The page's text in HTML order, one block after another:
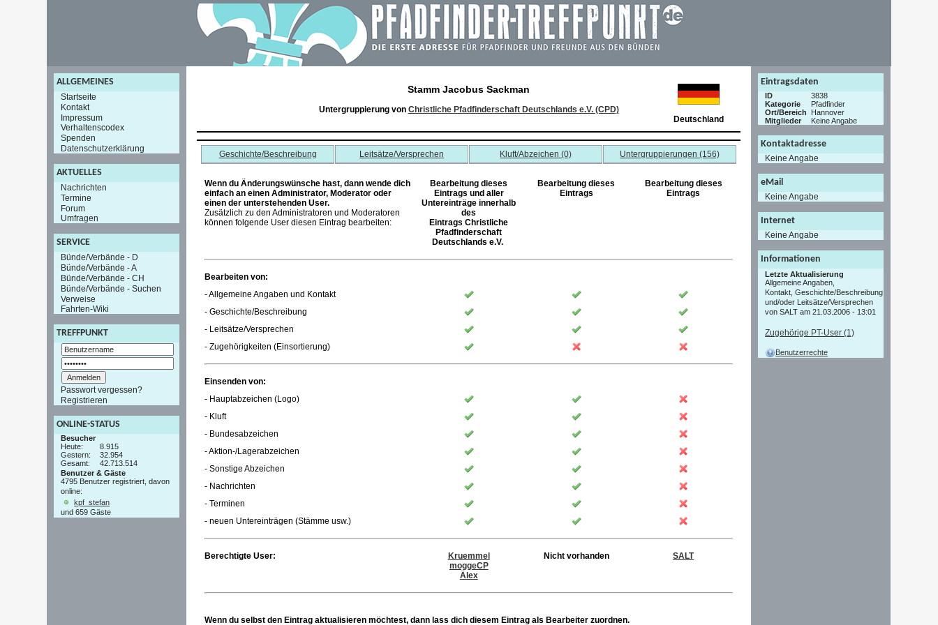
ALLGEMEINES
Startseite
Kontakt
Impressum
Verhaltenscodex
Spenden
Datenschutzerklärung
AKTUELLES
Nachrichten
Termine
Forum
Umfragen
SERVICE
Bünde/Verbände - D
Bünde/Verbände - A
Bünde/Verbände - CH
Bünde/Verbände - Suchen
Verweise
Fahrten-Wiki
TREFFPUNKT
Passwort vergessen?
Registrieren
ONLINE-STATUS
Besucher
Heute:
8.915
Gestern:
32.954
Gesamt:
42.713.514
Benutzer & Gäste
4795 Benutzer registriert, davon
online:
kpf_stefan
und 659 Gäste
Stamm Jacobus Sackman
Deutschland
Untergruppierung von Christliche Pfadfinderschaft Deutschlands e.V. (CPD)
Geschichte/Beschreibung Leitsätze/Versprechen Kluft/Abzeichen (0) Untergruppierungen (156)
Wenn du Änderungswünsche hast, dann wende dich
einfach an einen Administrator, Moderator oder
einen der unterstehenden User.
Zusätzlich zu den Administratoren und Moderatoren
können folgende User diesen Eintrag bearbeiten:
Bearbeitung dieses
Eintrags und aller
Untereinträge innerhalb
des
Eintrags Christliche
Pfadfinderschaft
Deutschlands e.V.
Bearbeitung dieses
Eintrags
Bearbeitung dieses
Eintrags
Bearbeiten von:
- Allgemeine Angaben und Kontakt
- Geschichte/Beschreibung
- Leitsätze/Versprechen
- Zugehörigkeiten (Einsortierung)
Einsenden von:
- Hauptabzeichen (Logo)
- Kluft
- Bundesabzeichen
- Aktion-/Lagerabzeichen
- Sonstige Abzeichen
- Nachrichten
- Terminen
- neuen Untereinträgen (Stämme usw.)
Berechtigte User:
Kruemmel
moggeCP
Älex
Nicht vorhanden SALT
Wenn du selbst den Eintrag aktualisieren möchtest, dann lass dich diesem Eintrag als Bearbeiter zuordnen.
Eintragsdaten
ID
3838
Kategorie
Pfadfinder
Ort/Bereich Hannover
Mitglieder
Keine Angabe
Kontaktadresse
Keine Angabe
eMail
Keine Angabe
Internet
Keine Angabe
Informationen
Letzte Aktualisierung
Allgemeine Angaben,
Kontakt, Geschichte/Beschreibung
und/oder Leitsätze/Versprechen
von SALT am 21.03.2006 - 13:01
Zugehörige PT-User (1)
Benutzerrechte